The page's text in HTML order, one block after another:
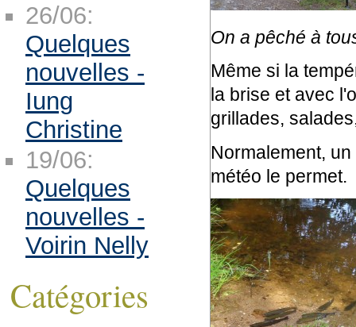
On a pêché à
Même si la
la brise et avec
grillades,
Normalement,
météo le permet.
26/06:
Quelques
nouvelles -
Iung
Christine
19/06:
Quelques
nouvelles -
Voirin Nelly
Catégories